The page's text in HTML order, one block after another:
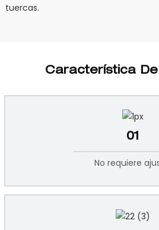
tuercas.
Característica
01
No requiere